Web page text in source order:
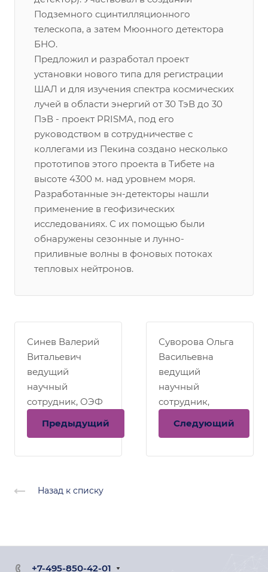
Подземного сцинтилляционного
телескопа, а затем Мюонного детектора
БНО.
Предложил и разработал проект
установки нового типа для регистрации
ШАЛ и для изучения спектра космических
лучей в области энергий от 30 ТэВ до 30
ПэВ - проект PRISMA, под его
руководством в сотрудничестве с
коллегами из Пекина создано несколько
прототипов этого проекта в Тибете на
высоте 4300 м. над уровнем моря.
Разработанные эн-детекторы нашли
применение в геофизических
исследованиях. С их помощью были
обнаружены сезонные и лунно-
приливные волны в фоновых потоках
тепловых нейтронов.
Синев Валерий
Витальевич
ведущий
научный
сотрудник, ОЭФ
Предыдущий
Суворова Ольга
Васильевна
ведущий
научный
сотрудник,
Следующий
Назад к списку
+7-495-850-42-01